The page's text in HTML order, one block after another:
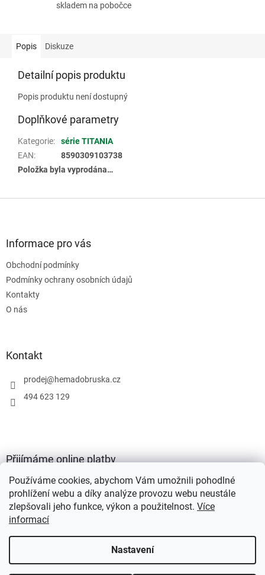
Používáme cookies, abychom Vám umožnili pohodlné
prohlížení webu a díky analýze provozu webu neustále
zlepšovali jeho funkce, výkon a použitelnost. Více
informací
Nastavení
skladem na pobočce
Popis Diskuze
Detailní popis produktu
Popis produktu není dostupný
Doplňkové parametry
Kategorie:
série TITANIA
EAN:
8590309103738
Položka byla vyprodána…
Informace pro vás
Obchodní podmínky
Podmínky ochrany osobních údajů
Kontakty
O nás
Kontakt
prodej@hemadobruska.cz
494 623 129
Přijímáme online platby